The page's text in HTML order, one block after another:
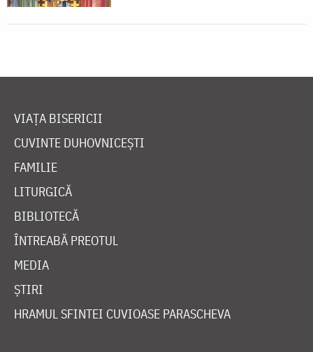
VIAȚA BISERICII
CUVINTE DUHOVNICEȘTI
FAMILIE
LITURGICĂ
BIBLIOTECĂ
ÎNTREABĂ PREOTUL
MEDIA
ȘTIRI
HRAMUL SFINTEI CUVIOASE PARASCHEVA